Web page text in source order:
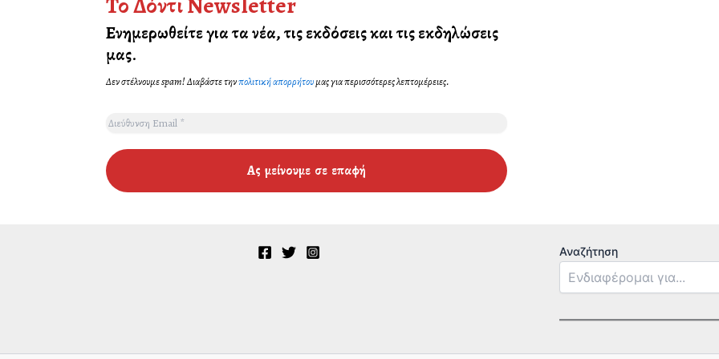
Ενημερωθείτε για τα νέα, τις εκδόσεις και τις εκδηλώσεις
μας.
Δεν στέλνουμε spam! Διαβάστε τηνπολιτική απορρήτουμας για περισσότερες λεπτομέρειες.
Αναζήτηση